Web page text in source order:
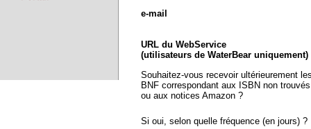
e-mail
URL du WebService
(utilisateurs de WaterBear uniquement)
Souhaitez-vous recevoir ultérieurement
BNF correspondant aux ISBN non trouvés
ou aux notices Amazon ?
Si oui, selon quelle fréquence (en jours) ?